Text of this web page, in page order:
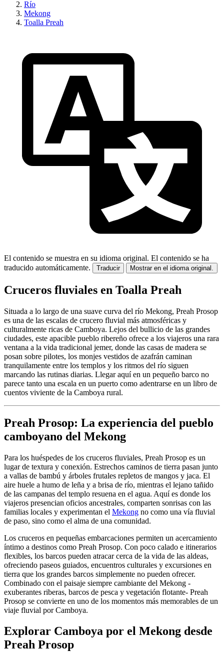
Río
Mekong
Toalla Preah
El contenido se muestra en su idioma original. El contenido se ha
traducido automáticamente.
Traducir Mostrar en el idioma original.
Cruceros fluviales en Toalla Preah
Situada a lo largo de una suave curva del río Mekong, Preah Prosop
es una de las escalas de crucero fluvial más atmosféricas y
culturalmente ricas de Camboya. Lejos del bullicio de las grandes
ciudades, este apacible pueblo ribereño ofrece a los viajeros una rara
ventana a la vida tradicional jemer, donde las casas de madera se
posan sobre pilotes, los monjes vestidos de azafrán caminan
tranquilamente entre los templos y los ritmos del río siguen
marcando las rutinas diarias. Llegar aquí en un pequeño barco no
parece tanto una escala en un puerto como adentrarse en un libro de
cuentos viviente de la Camboya rural.
Preah Prosop: La experiencia del pueblo
camboyano del Mekong
Para los huéspedes de los cruceros fluviales, Preah Prosop es un
lugar de textura y conexión. Estrechos caminos de tierra pasan junto
a vallas de bambú y árboles frutales repletos de mangos y jaca. El
aire huele a humo de leña y a brisa de río, mientras el lejano tañido
de las campanas del templo resuena en el agua. Aquí es donde los
viajeros presencian oficios ancestrales, comparten sonrisas con las
familias locales y experimentan el Mekong no como una vía fluvial
de paso, sino como el alma de una comunidad.
Los cruceros en pequeñas embarcaciones permiten un acercamiento
íntimo a destinos como Preah Prosop. Con poco calado e itinerarios
flexibles, los barcos pueden atracar cerca de la vida de las aldeas,
ofreciendo paseos guiados, encuentros culturales y excursiones en
tierra que los grandes barcos simplemente no pueden ofrecer.
Combinado con el paisaje siempre cambiante del Mekong -
exuberantes riberas, barcos de pesca y vegetación flotante- Preah
Prosop se convierte en uno de los momentos más memorables de un
viaje fluvial por Camboya.
Explorar Camboya por el Mekong desde
Preah Prosop